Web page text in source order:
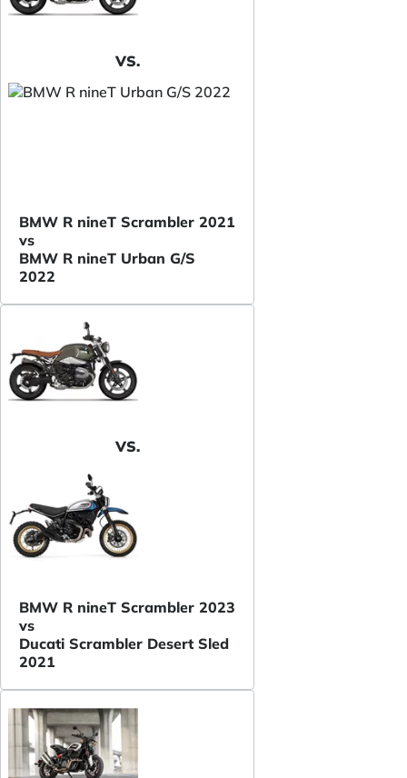
VS.
BMW R nineT Scrambler 2021
vs
BMW R nineT Urban G/S
2022
VS.
BMW R nineT Scrambler 2023
vs
Ducati Scrambler Desert Sled
2021